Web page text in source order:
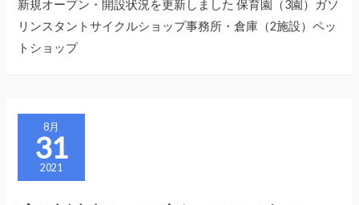
新規オープン・開設状況を更新しました 保育園（3園）ガソ
リンスタントサイクルショップ事務所・倉庫（2施設）ペッ
トショップ
8月
31
2021